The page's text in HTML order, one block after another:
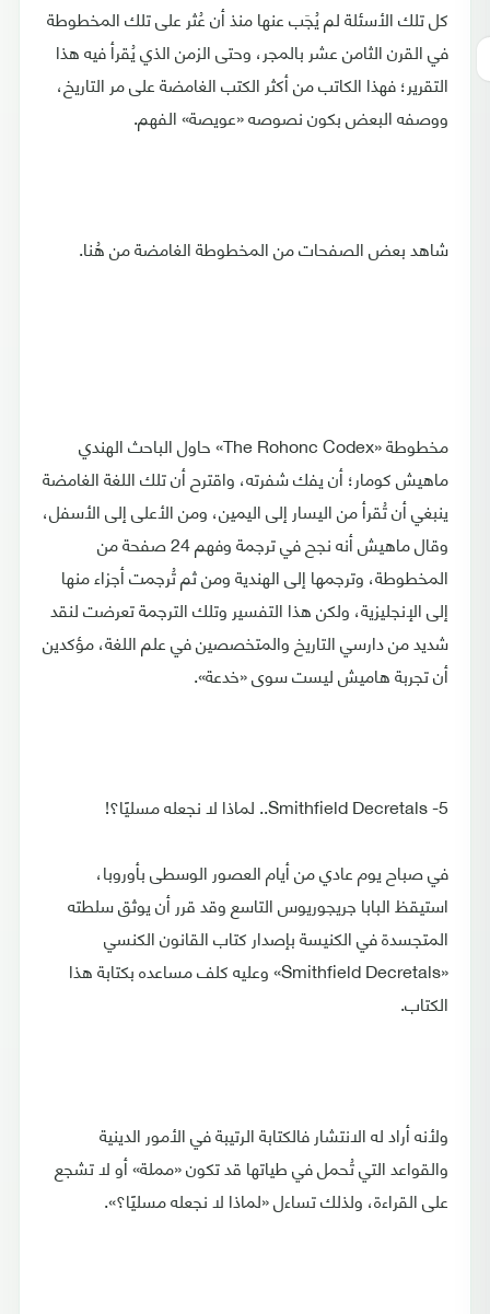
كل تلك الأسئلة لم يُجَب عنها منذ أن عُثر على تلك المخطوطة
في القرن الثامن عشر بالمجر، وحتى الزمن الذي يُقرأ فيه هذا
التقرير؛ فهذا الكاتب من أكثر الكتب الغامضة على مر التاريخ،
ووصفه البعض بكون نصوصه «عويصة» الفهم.
شاهد بعض الصفحات من المخطوطة الغامضة من هُنا.
مخطوطة «The Rohonc Codex» حاول الباحث الهندي
ماهيش كومار؛ أن يفك شفرته، واقترح أن تلك اللغة الغامضة
ينبغي أن تُقرأ من اليسار إلى اليمين، ومن الأعلى إلى الأسفل،
وقال ماهيش أنه نجح في ترجمة وفهم 24 صفحة من
المخطوطة، وترجمها إلى الهندية ومن ثم تُرجمت أجزاء منها
إلى الإنجليزية، ولكن هذا التفسير وتلك الترجمة تعرضت لنقد
شديد من دارسي التاريخ والمتخصصين في علم اللغة، مؤكدين
أن تجربة هاميش ليست سوى «خدعة».
5- Smithfield Decretals.. لماذا لا نجعله مسليًا؟!
في صباح يوم عادي من أيام العصور الوسطى بأوروبا،
استيقظ البابا جريجوريوس التاسع وقد قرر أن يوثق سلطته
المتجسدة في الكنيسة بإصدار كتاب القانون الكنسي
«Smithfield Decretals» وعليه كلف مساعده بكتابة هذا
الكتاب.
ولأنه أراد له الانتشار فالكتابة الرتيبة في الأمور الدينية
والقواعد التي تُحمل في طياتها قد تكون «مملة» أو لا تشجع
على القراءة، ولذلك تساءل «لماذا لا نجعله مسليًا؟».